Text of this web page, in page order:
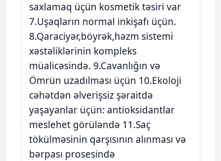
saxlamaq üçün kosmetik təsiri var
7.Uşaqların normal inkişafı üçün.
8.Qaraciyər,böyrək,həzm sistemi
xəstəliklərinin kompleks
müalicəsində. 9.Cavanlığın və
Ömrün uzadılması üçün 10.Ekoloji
cəhətdən əlverişsiz şəraitdə
yaşayanlar üçün: antioksidantlar
meslehet görüləndə 11.Saç
tökülməsinin qarşısının alınması və
bərpası prosesində